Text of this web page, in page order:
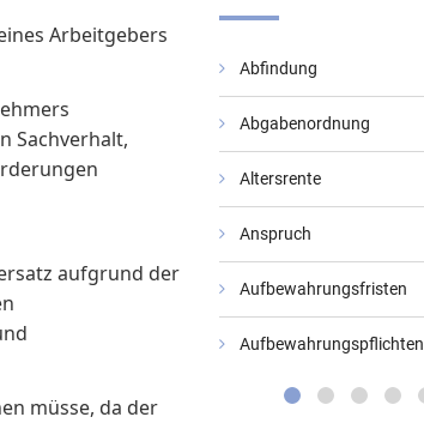
Arbeitgebers
Sachverhalt,
aufgrund der
müsse, da der
Abfindung
Abgabenordnung
Altersrente
Anspruch
Aufbewahrungsfristen
Aufbewahrungspflichten